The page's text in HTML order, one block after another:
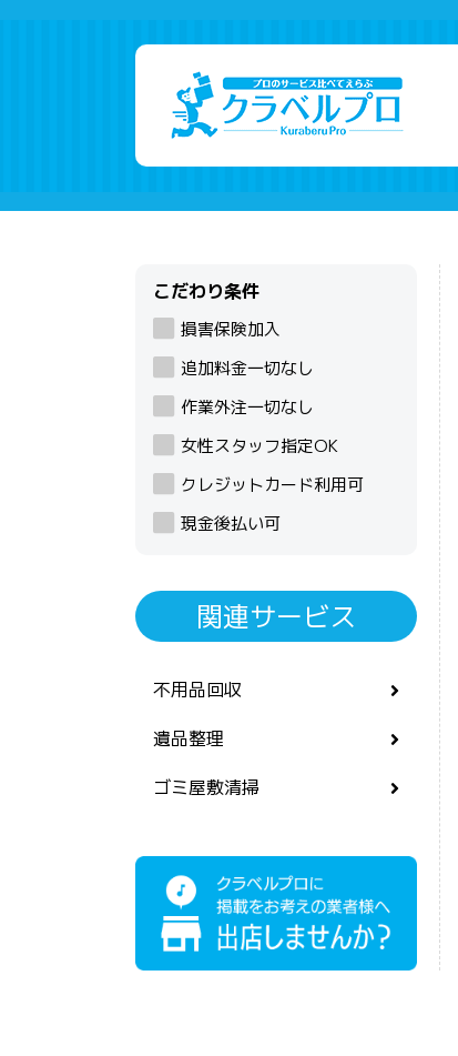
こだわり条件
損害保険加入
追加料金一切なし
作業外注一切なし
女性スタッフ指定OK
クレジットカード利用可
現金後払い可
関連サービス
不用品回収
遺品整理
ゴミ屋敷清掃